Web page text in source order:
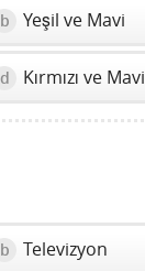
b Yeşil ve Mavi
d Kırmızı ve Mavi
b Televizyon